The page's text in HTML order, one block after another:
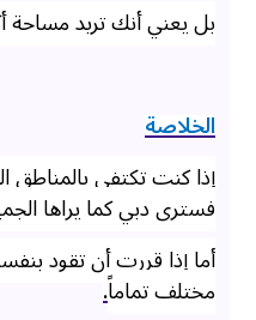
بل يعني أنك تريد مساحة
الخلاصة
إذا كنت تكتفي بالمناطق
فسترى دبي كما يراها
أما إذا قررت أن تقود
مختلف تماماً.